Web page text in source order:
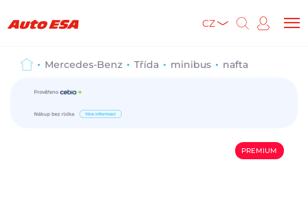
CZ
Mercedes-Benz Třída minibus nafta
PREMIUM